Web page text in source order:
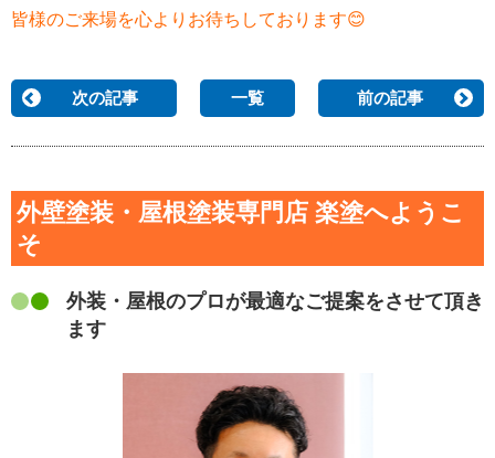
皆様のご来場を心よりお待ちしております😊
次の記事 一覧 前の記事
外壁塗装・屋根塗装専門店 楽塗へようこ
そ
外装・屋根のプロが最適なご提案をさせて頂き
ます